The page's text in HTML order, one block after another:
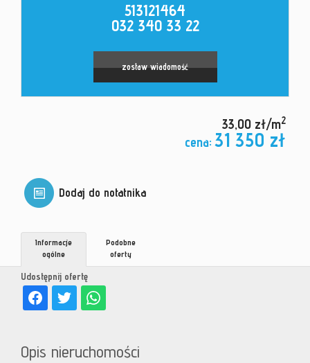
513121464
032 340 33 22
zostaw wiadomość
33,00 zł/m2
cena: 31 350 zł
Dodaj do notatnika
Udostępnij ofertę
Informacje
ogólne
Podobne
oferty
Opis nieruchomości